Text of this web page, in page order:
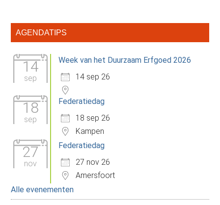
Primaire
AGENDATIPS
14
sep
Week van het Duurzaam Erfgoed 2026
14 sep 26
18
sep
Federatiedag
18 sep 26
Kampen
27
nov
Federatiedag
27 nov 26
Amersfoort
Alle evenementen